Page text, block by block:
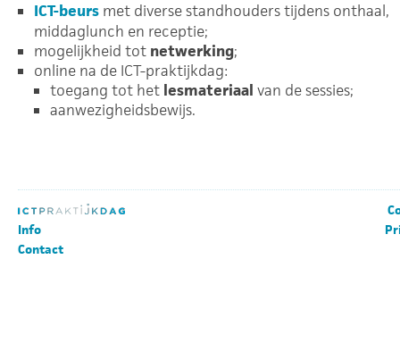
ICT-beurs met diverse standhouders tijdens onthaal,
middaglunch en receptie;
mogelijkheid tot netwerking;
online na de ICT-praktijkdag:
toegang tot het lesmateriaal van de sessies;
aanwezigheidsbewijs.
Info
Contact